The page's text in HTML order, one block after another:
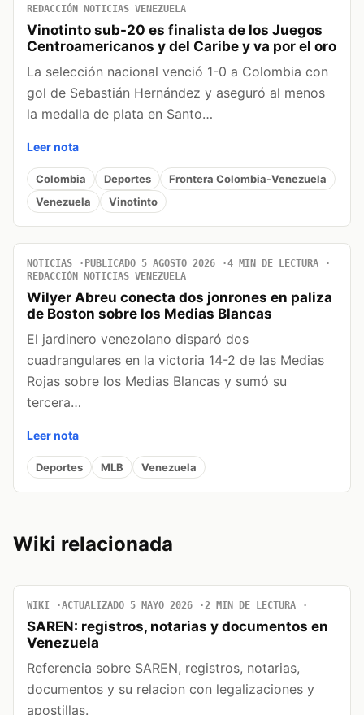
REDACCIÓN NOTICIAS VENEZUELA
Vinotinto sub-20 es finalista de los Juegos
Centroamericanos y del Caribe y va por el oro
La selección nacional venció 1-0 a Colombia con
gol de Sebastián Hernández y aseguró al menos
la medalla de plata en Santo…
Leer nota
Colombia Deportes
Frontera Colombia-Venezuela
Venezuela
Vinotinto
NOTICIAS PUBLICADO 5 AGOSTO 2026
4 MIN DE LECTURA
REDACCIÓN NOTICIAS VENEZUELA
Wilyer Abreu conecta dos jonrones en paliza
de Boston sobre los Medias Blancas
El jardinero venezolano disparó dos
cuadrangulares en la victoria 14-2 de las Medias
Rojas sobre los Medias Blancas y sumó su
tercera…
Leer nota
Deportes MLB Venezuela
Wiki relacionada
WIKI ACTUALIZADO 5 MAYO 2026 2 MIN DE LECTURA
SAREN: registros, notarias y documentos en
Venezuela
Referencia sobre SAREN, registros, notarias,
documentos y su relacion con legalizaciones y
apostillas.